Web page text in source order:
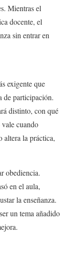
Mientras el
docente, el
sin entrar en
exigente que
de participación.
distinto, con qué
cuando
altera la práctica,
obediencia.
en el aula,
la enseñanza.
un tema añadido